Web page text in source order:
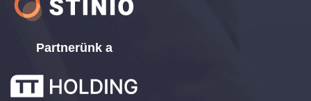
Partnerünk a